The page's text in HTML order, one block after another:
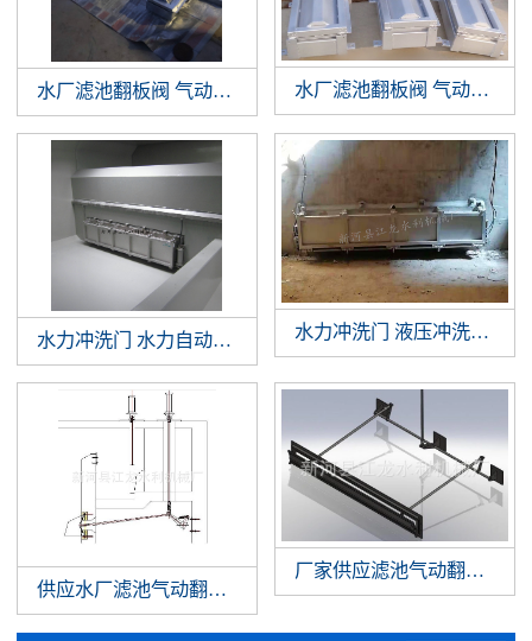
水厂滤池翻板阀 气动翻板阀
水力冲洗门 水力自动冲洗门 门式冲洗系统 调蓄池门式冲洗
水力冲洗门 液压冲洗拍门
供应水厂滤池气动翻板阀 滤池翻板阀 水厂气动翻板阀
厂家供应滤池气动翻板阀